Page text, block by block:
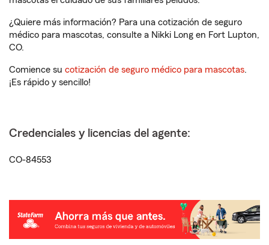
¿Quiere más información? Para una cotización de seguro
médico para mascotas, consulte a Nikki Long en Fort Lupton,
CO.
Comience su cotización de seguro médico para mascotas.
¡Es rápido y sencillo!
Credenciales y licencias del agente:
CO-84553